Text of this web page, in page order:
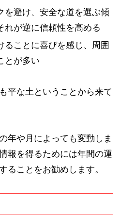
を避け、安全な道を選ぶ傾
れが逆に信頼性を高める
ることに喜びを感じ、周囲
とが多い
平な土ということから来て
年や月によっても変動しま
報を得るためには年間の運
ることをお勧めします。